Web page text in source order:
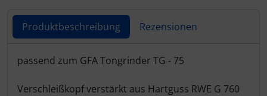
Produktbeschreibung Rezensionen
Produktbeschreibung
passend zum GFA Tongrinder TG - 75
Verschleißkopf verstärkt aus Hartguss RWE G 760